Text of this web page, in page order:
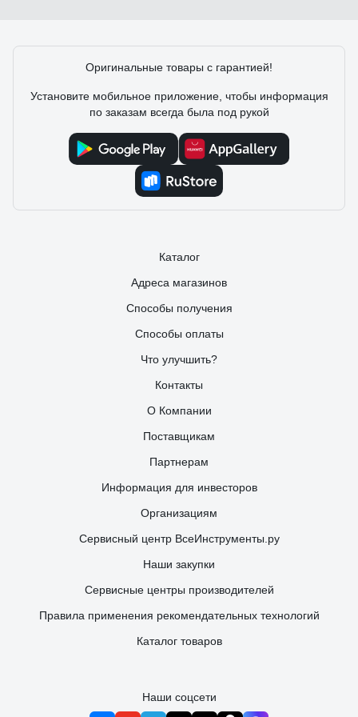
Оригинальные товары с гарантией!
Установите мобильное приложение, чтобы информация
по заказам всегда была под рукой
Каталог
Адреса магазинов
Способы получения
Способы оплаты
Что улучшить?
Контакты
О Компании
Поставщикам
Партнерам
Информация для инвесторов
Организациям
Сервисный центр ВсеИнструменты.ру
Наши закупки
Сервисные центры производителей
Правила применения рекомендательных технологий
Каталог товаров
Наши соцсети